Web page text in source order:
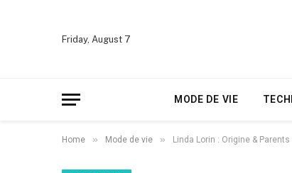
Friday, August 7
MODE DE VIE
Home » Mode de vie » Linda Lorin : Origine &